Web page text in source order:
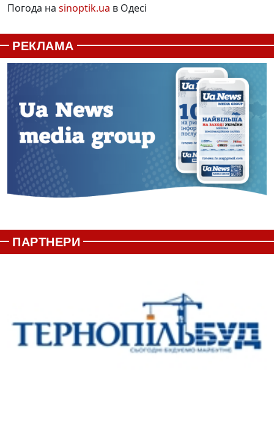
Погода на sinoptik.ua в Одесі
РЕКЛАМА
ПАРТНЕРИ